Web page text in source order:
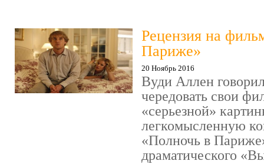
Рецензия на
Париже»
20 Ноябрь 2016
Вуди Аллен
чередовать свои
«серьезной»
легкомысленную
«Полночь в
драматического